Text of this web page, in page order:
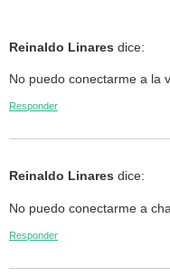
Reinaldo Linares dice:
No puedo conectarme a la
Responder
Reinaldo Linares dice:
No puedo conectarme a
Responder